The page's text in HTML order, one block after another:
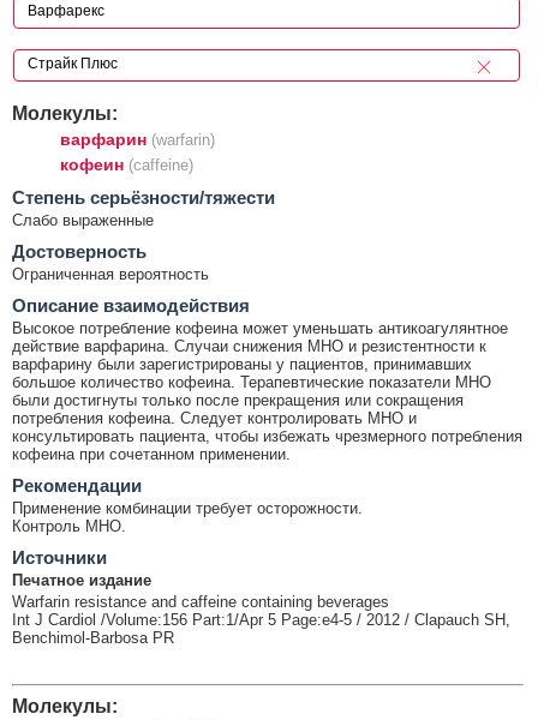
Молекулы:
варфарин (warfarin)
кофеин (caffeine)
Cтепень серьёзности/тяжести
Слабо выраженные
Достоверность
Ограниченная вероятность
Описание взаимодействия
Высокое потребление кофеина может уменьшать антикоагулянтное
действие варфарина. Случаи снижения МНО и резистентности к
варфарину были зарегистрированы у пациентов, принимавших
большое количество кофеина. Терапевтические показатели МНО
были достигнуты только после прекращения или сокращения
потребления кофеина. Следует контролировать МНО и
консультировать пациента, чтобы избежать чрезмерного потребления
кофеина при сочетанном применении.
Рекомендации
Применение комбинации требует осторожности.
Контроль МНО.
Источники
Печатное издание
Warfarin resistance and caffeine containing beverages
Int J Cardiol /Volume:156 Part:1/Apr 5 Page:e4-5 / 2012 / Clapauch SH,
Benchimol-Barbosa PR
Молекулы: